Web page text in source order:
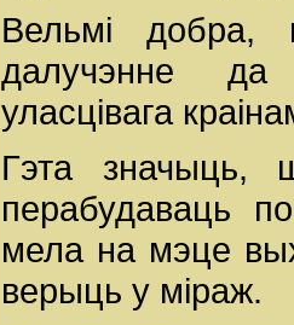
Вельмі
далучэнне да
уласцівага
Гэта значыць,
перабудаваць
мела на мэце
верыць у міраж.